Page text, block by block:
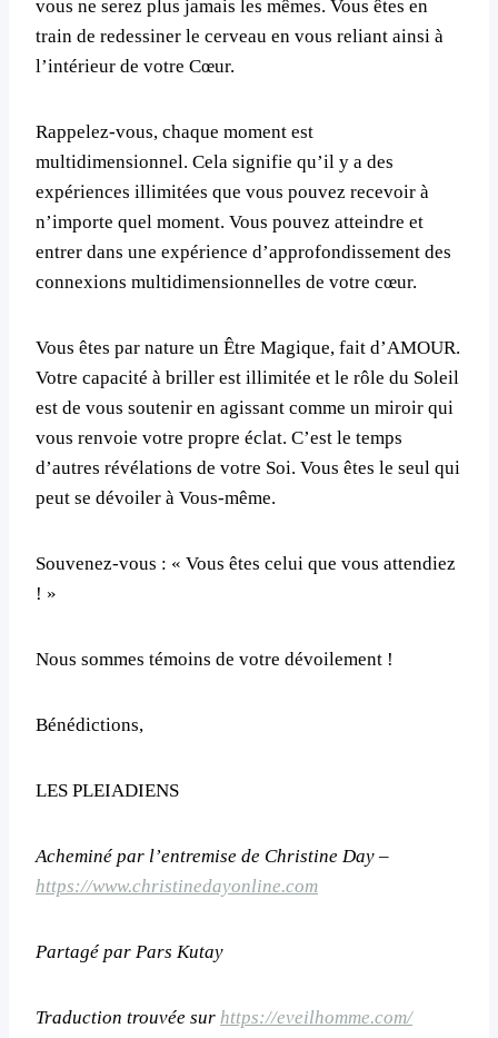
vous ne serez plus jamais les mêmes. Vous êtes en
train de redessiner le cerveau en vous reliant ainsi à
l’intérieur de votre Cœur.
Rappelez-vous, chaque moment est
multidimensionnel. Cela signifie qu’il y a des
expériences illimitées que vous pouvez recevoir à
n’importe quel moment. Vous pouvez atteindre et
entrer dans une expérience d’approfondissement des
connexions multidimensionnelles de votre cœur.
Vous êtes par nature un Être Magique, fait d’AMOUR.
Votre capacité à briller est illimitée et le rôle du Soleil
est de vous soutenir en agissant comme un miroir qui
vous renvoie votre propre éclat. C’est le temps
d’autres révélations de votre Soi. Vous êtes le seul qui
peut se dévoiler à Vous-même.
Souvenez-vous : « Vous êtes celui que vous attendiez
! »
Nous sommes témoins de votre dévoilement !
Bénédictions,
LES PLEIADIENS
Acheminé par l’entremise de Christine Day –
https://www.christinedayonline.com
Partagé par Pars Kutay
Traduction trouvée sur https://eveilhomme.com/